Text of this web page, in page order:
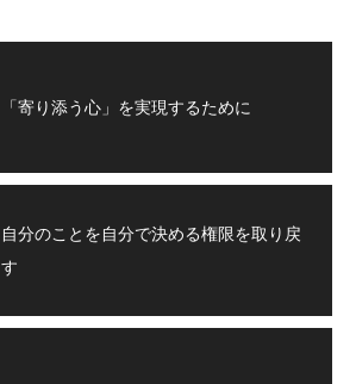
「寄り添う心」を実現するために
自分のことを自分で決める権限を取り戻
す